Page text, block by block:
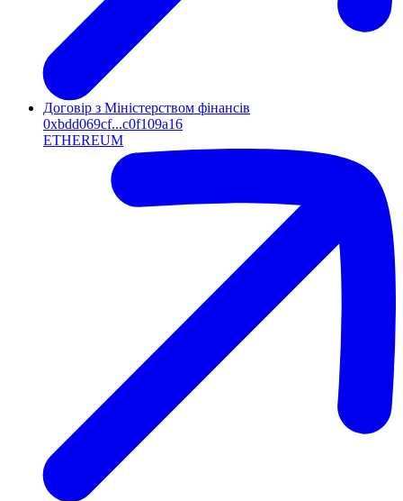
Договір з Міністерством фінансів
0xbdd069cf...c0f109a16
ETHEREUM